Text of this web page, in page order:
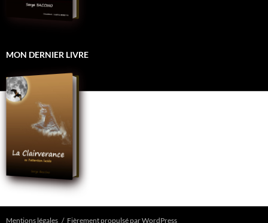
MON DERNIER LIVRE
Mentions légales Fièrement propulsé par WordPress